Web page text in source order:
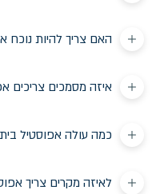
האם צריך להיות נוכח
איזה מסמכים צריכים
כמה עולה אפוסטיל
לאיזה מקרים צריך